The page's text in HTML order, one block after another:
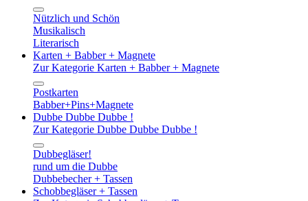
Nützlich und Schön
Musikalisch
Literarisch
Karten + Babber + Magnete
Zur Kategorie Karten + Babber + Magnete
Postkarten
Babber+Pins+Magnete
Dubbe Dubbe Dubbe !
Zur Kategorie Dubbe Dubbe Dubbe !
Dubbegläser!
rund um die Dubbe
Dubbebecher + Tassen
Schobbegläser + Tassen